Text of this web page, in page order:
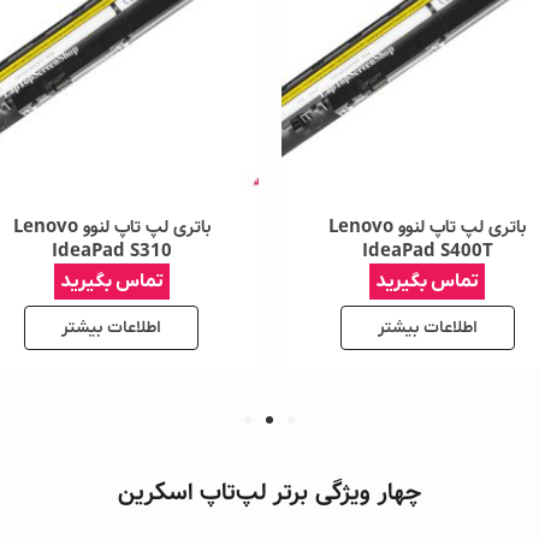
باتری لپ تاپ لنوو Lenovo
IdeaPad S310
تماس بگیرید
اطلاعات بیشتر
باتری لپ تاپ لنوو Lenovo
IdeaPad S400T
تماس بگیرید
اطلاعات بیشتر
چهار ویژگی برتر لپ‌تاپ اسکرین